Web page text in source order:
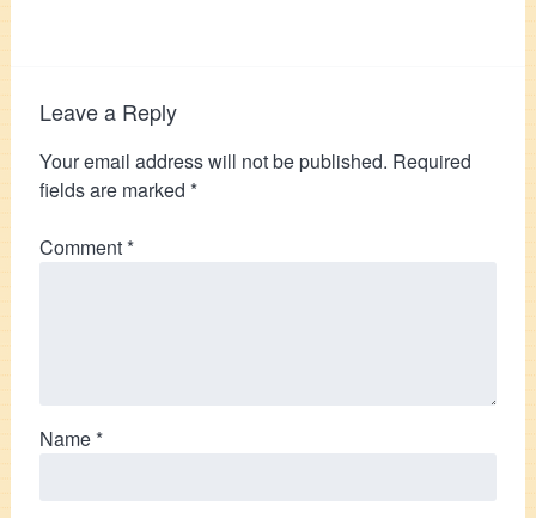
Leave a Reply
Your email address will not be published. Required
fields are marked *
Comment*
Name*